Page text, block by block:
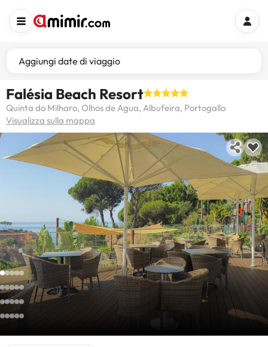
Aggiungi date di viaggio
Falésia Beach Resort
Quinta do Milharo, Olhos de Agua, Albufeira, Portogallo
Visualizza sulla mappa